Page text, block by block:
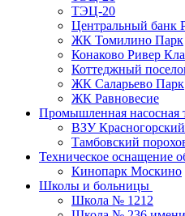
ТЭЦ-20
Центральный банк
ЖК Томилино Парк
Конаково Ривер
Коттеджный
ЖК Саларьево Парк
ЖК Равновесие
Промышленная насосная
ВЗУ
Тамбовский
Техническое оснащение
Кинопарк Москино
Школы и больницы
Школа № 1212